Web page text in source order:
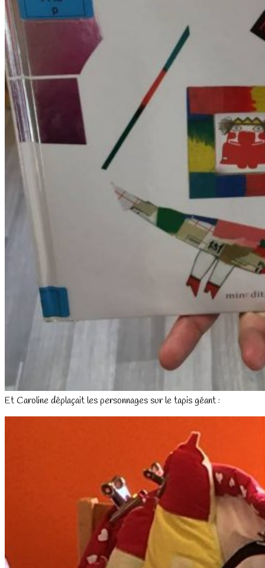
Et Caroline déplaçait les personnages sur le tapis géant :